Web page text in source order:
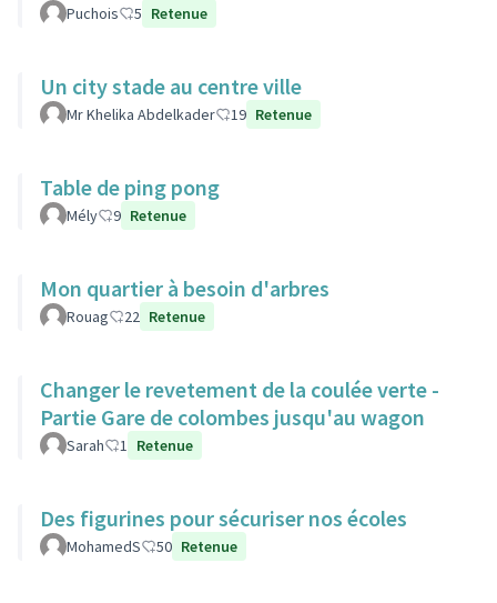
Puchois 5 Retenue
Un city stade au centre ville
Mr Khelika Abdelkader 19 Retenue
Table de ping pong
Mély 9 Retenue
Mon quartier à besoin d'arbres
Rouag 22 Retenue
Changer le revetement de la coulée verte -
Partie Gare de colombes jusqu'au wagon
Sarah 1 Retenue
Des figurines pour sécuriser nos écoles
MohamedS 50 Retenue